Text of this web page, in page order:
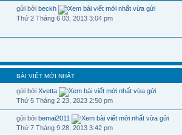
gửi bởibeckh
Thứ 2 Tháng 6 03, 2013 3:04 pm
BÀI VIẾT MỚI NHẤT
gửi bởiXvetta
Thứ 5 Tháng 2 23, 2023 2:50 pm
gửi bởibemai2011
Thứ 7 Tháng 9 28, 2013 3:42 pm